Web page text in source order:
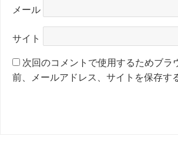
メール
サイト
次回のコメントで使用するためブラ
前、メールアドレス、サイトを保存す